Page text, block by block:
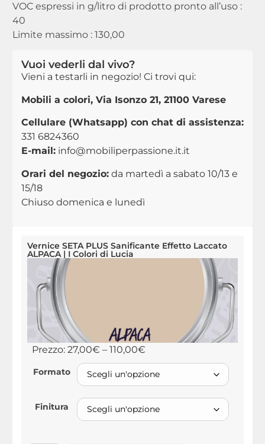
Vernice SETA PLUS Sanificante Effetto Laccato
ALPACA | I Colori di Lucia
Prezzo: 27,00€ – 110,00€
Formato
Finitura
VOC espressi in g/litro di prodotto pronto all’uso :
40
Limite massimo : 130,00
Vuoi vederli dal vivo?
Vieni a testarli in negozio! Ci trovi qui:
Mobili a colori, Via Isonzo 21, 21100 Varese
Cellulare (Whatsapp) con chat di assistenza:
331 6824360
E-mail: info@mobiliperpassione.it.it
Orari del negozio:da martedì a sabato 10/13 e
15/18
Chiuso domenica e lunedì